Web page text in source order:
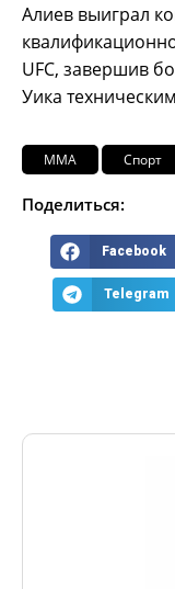
Алиев выиграл
UFC, завершив
Уика
ММА Спорт
Поделиться:
Facebook
Telegram